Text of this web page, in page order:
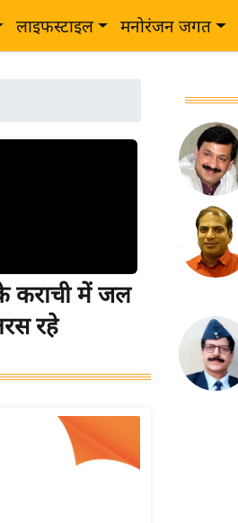
लाइफस्टाइल मनोरंजन जगत
कराची में जल
रहे